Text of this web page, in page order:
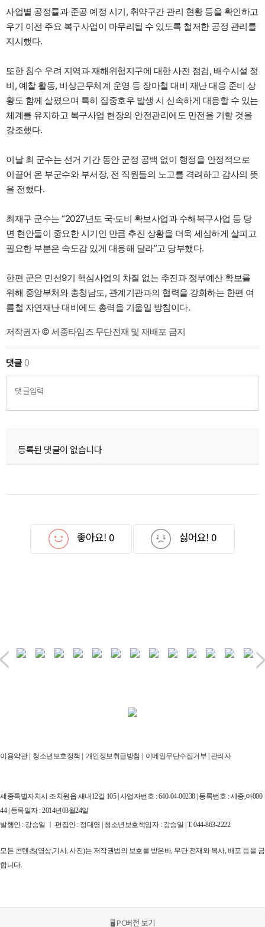
사업별 공정률과 준공 예정 시기, 취약구간 관리 현황 등을 확인하고
우기 이전 주요 복구사업이 마무리될 수 있도록 철저한 공정 관리를
지시했다.
또한 침수 우려 지역과 재해위험지구에 대한 사전 점검, 배수시설 정
비, 예찰 활동, 비상근무체계 운영 등 장마철 대비 재난 대응 준비 상
황도 함께 살폈으며 특히 집중호우 발생 시 신속하게 대응할 수 있는
체계를 유지하고 복구사업 현장의 안전관리에도 만전을 기할 것을
강조했다.
이날 최 군수는 선거 기간 동안 군정 공백 없이 행정을 안정적으로
이끌어 온 부군수와 부서장, 전 직원들의 노고를 격려하고 감사의 뜻
을 전했다.
최재구 군수는 “2027년도 국·도비 확보사업과 수해복구사업 등 당
면 현안들이 중요한 시기인 만큼 추진 상황을 더욱 세심하게 살피고
필요한 부분은 속도감 있게 대응해 달라”고 당부했다.
한편 군은 민선9기 핵심사업의 차질 없는 추진과 정부예산 확보를
위해 중앙부처와 충청남도, 관계기관과의 협력을 강화하는 한편 여
름철 자연재난 대비에도 총력을 기울일 방침이다.
저작권자 © 세종타임즈 무단전재 및 재배포 금지
댓글0
댓글입력
등록된 댓글이 없습니다
좋아요! 0 싫어요! 0
이용약관| 청소년보호정책 | 개인정보취급방침 | 이메일무단수집거부 | 관리자
세종특별자치시 조치원읍 새내12길 105 | 사업자번호 : 640-04-00238 | 등록번호 : 세종,아000
44 | 등록일자 : 2014년03월24일
발행인 : 강승일 ㅣ 편집인 : 정대영 | 청소년보호책임자 : 강승일 | T. 044-863-2222
모든 콘텐츠(영상,기사, 사진)는 저작권법의 보호를 받은바, 무단 전재와 복사, 배포 등을 금
합니다.
🖥 PC버전 보기